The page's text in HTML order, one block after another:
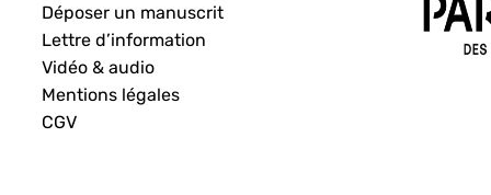
Déposer un manuscrit
Lettre d’information
Vidéo & audio
Mentions légales
CGV